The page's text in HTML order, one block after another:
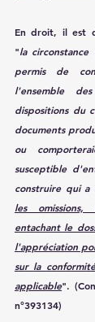
En droit, il est
"la
permis de
l'ensemble
dispositions du
documents
ou
susceptible
construire qui a
les omissions,
entachant le
l'appréciation
sur la
applicable".
n°393134)